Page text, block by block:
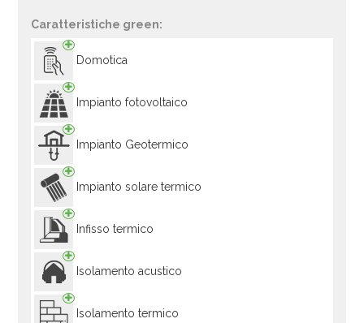
Caratteristiche green:
Domotica
Impianto fotovoltaico
Impianto Geotermico
Impianto solare termico
Infisso termico
Isolamento acustico
Isolamento termico